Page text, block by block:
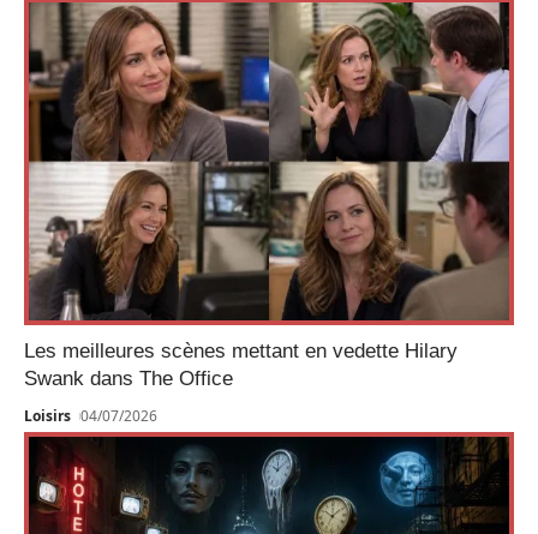
Les meilleures scènes mettant en vedette Hilary
Swank dans The Office
Loisirs 04/07/2026